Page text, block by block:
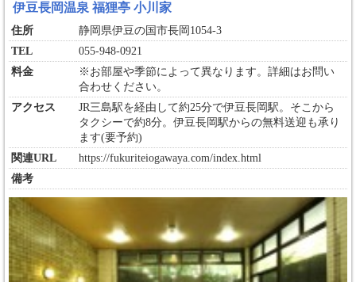
伊豆長岡温泉 福狸亭 小川家
住所
静岡県伊豆の国市長岡1054-3
TEL
055-948-0921
料金
※お部屋や季節によって異なります。詳細はお問い
合わせください。
アクセス
JR三島駅を経由して約25分で伊豆長岡駅。そこから
タクシーで約8分。伊豆長岡駅からの無料送迎も承り
ます(要予約)
関連URL
https://fukuriteiogawaya.com/index.html
備考